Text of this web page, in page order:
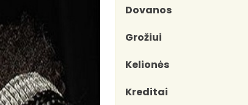
Dovanos
Grožiui
Kelionės
Kreditai